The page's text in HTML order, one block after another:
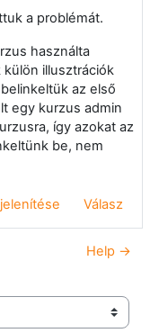
a problémát.
használta
külön illusztrációk
az első
egy kurzus admin
így azokat az
be, nem
Válasz
Help →